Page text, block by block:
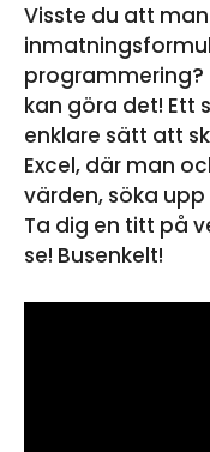
Visste du att
programmering?
kan göra det! Ett
enklare sätt att
Excel, där man
värden, söka
Ta dig en titt på
se! Busenkelt!